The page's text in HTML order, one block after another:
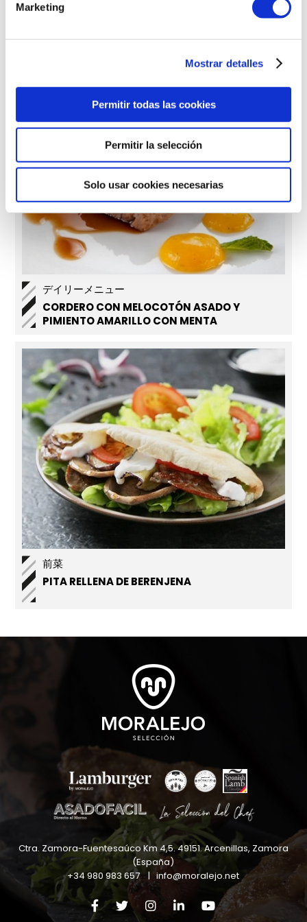
Marketing
Mostrar detalles
Permitir todas las cookies
Permitir la selección
Solo usar cookies necesarias
メインディッシュ
デイリーメニュー
CORDERO CON MELOCOTÓN ASADO Y
PIMIENTO AMARILLO CON MENTA
前菜
PITA RELLENA DE BERENJENA
Ctra. Zamora-Fuentesaúco Km 4,5.49151.Arcenillas, Zamora
(España)
+34 980 983 657 |info@moralejo.net